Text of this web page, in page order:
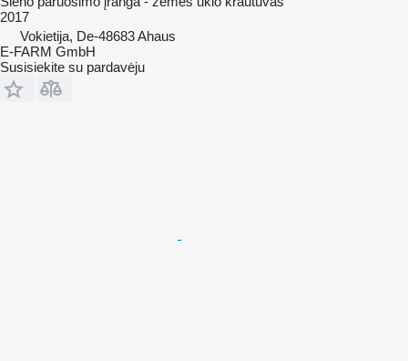
2017
Vokietija, De-48683 Ahaus
E-FARM GmbH
Susisiekite su pardavėju